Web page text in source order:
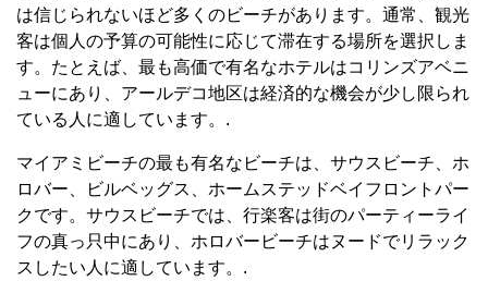
は信じられないほど多くのビーチがあります。通常、観光
客は個人の予算の可能性に応じて滞在する場所を選択しま
す。たとえば、最も高価で有名なホテルはコリンズアベニ
ューにあり、アールデコ地区は経済的な機会が少し限られ
ている人に適しています。.
マイアミビーチの最も有名なビーチは、サウスビーチ、ホ
ロバー、ビルベッグス、ホームステッドベイフロントパー
クです。サウスビーチでは、行楽客は街のパーティーライ
フの真っ只中にあり、ホロバービーチはヌードでリラック
スしたい人に適しています。.